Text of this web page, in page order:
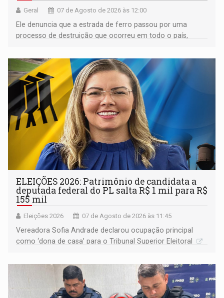
Geral 07 de Agosto de 2026 às 12:00
Ele denuncia que a estrada de ferro passou por uma
processo de destruição que ocorreu em todo o país,
ELEIÇÕES 2026: Patrimônio de candidata a
deputada federal do PL salta R$ 1 mil para R$
155 mil
Eleições 2026 07 de Agosto de 2026 às 11:45
Vereadora Sofia Andrade declarou ocupação principal
como ‘dona de casa’ para o Tribunal Superior Eleitoral